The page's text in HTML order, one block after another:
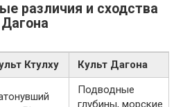
различия и сходства
Ктулху Культ Дагона
Подводные
глубины, морские